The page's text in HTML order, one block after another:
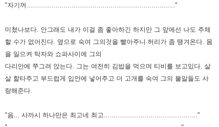
"자기꺼............................................................................"
미쳤나보다. 안그래도 내가 이걸 좀 좋아하긴 하지만 그 앞에선 나도 주체
할 수가 없어진다. 옆으로 숙여 그의것을 빨아주니 허리가 좀 땡겨온다. 몸
을 일으켜 탁자와 쇼파사이에 그의
다리안에 쭈그려 앉는다.
그는 여전히 김밥을 먹으며 티비를 보고있다. 살
살 핥타주고 부드럽게 입안에 넣어주고 더 고개를 숙여 그의 불알들도 사
랑해준다.
"음... 사까시 하나만은 최고네 최고................................................"